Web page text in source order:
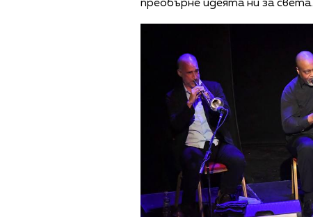
преобърне идеята ни за света.